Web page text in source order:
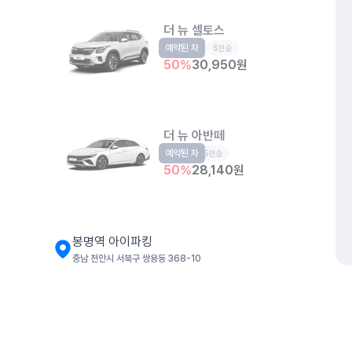
더 뉴 셀토스
소형SUV 5인승
50%30,950원
예약된 차
더 뉴 아반떼
준중형 5인승
50%28,140원
예약된 차
봉명역 아이파킹
충남 천안시 서북구 쌍용동 368-10